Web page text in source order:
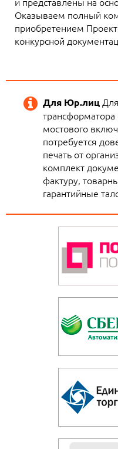
Оказываем полный
приобретением
конкурсной
Для Юр.лиц
трансформатора
мостового
потребуется
печать от
комплект
фактуру,
гарантийные